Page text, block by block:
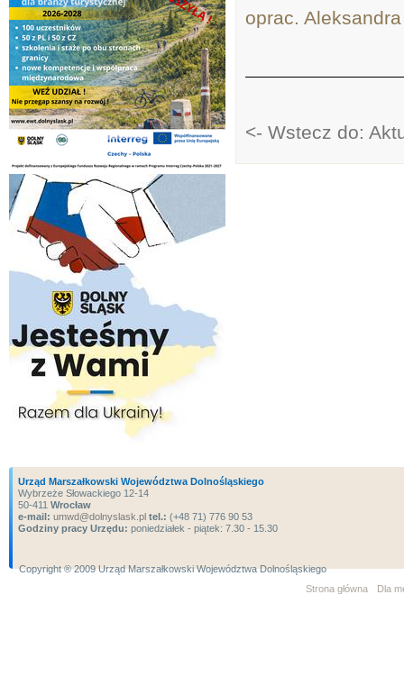
oprac.
<- Wstecz do:
Urząd Marszałkowski Województwa Dolnośląskiego
Wybrzeże Słowackiego 12-14
50-411 Wrocław
e-mail: umwd@dolnyslask.pl tel.: (+48 71) 776 90 53
Godziny pracy Urzędu: poniedziałek - piątek: 7.30 - 15.30
Copyright ® 2009 Urząd Marszałkowski Województwa Dolnośląskiego
Strona główna
Dla